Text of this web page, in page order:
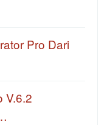
Pro Dari
V.6.2